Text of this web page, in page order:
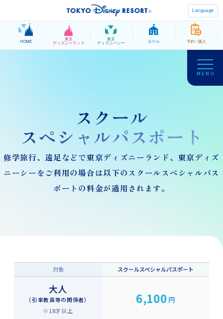
Language
HOME 東京
ディズニーランド
東京
ディズニーシー ホテル 予約 / 購入
東京ディズニーリゾート
MENU
オプションプログラム
学習サポートツール
教員用ガイド
障害のある方の引率について
オプションプログラム
料金
メールでのお申し込み方法
販売カレンダー
スクール
スペシャルパスポート
修学旅行、遠足などで東京ディズニーランド、 東京ディズ
ニーシーをご利用の場合は以下のスクールスペシャルパス
ポートの料金が適用されます。
対象 スクールスペシャルパスポート
大人
（引率教員等の関係者）
※18才以上
6,100 円